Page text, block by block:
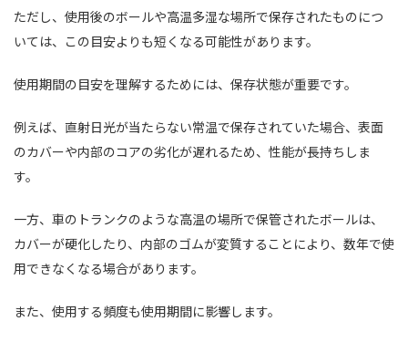
ただし、使用後のボールや高温多湿な場所で保存されたものにつ
いては、この目安よりも短くなる可能性があります。
使用期間の目安を理解するためには、保存状態が重要です。
例えば、直射日光が当たらない常温で保存されていた場合、表面
のカバーや内部のコアの劣化が遅れるため、性能が長持ちしま
す。
一方、車のトランクのような高温の場所で保管されたボールは、
カバーが硬化したり、内部のゴムが変質することにより、数年で使
用できなくなる場合があります。
また、使用する頻度も使用期間に影響します。